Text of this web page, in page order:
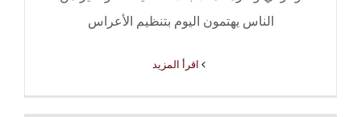
الناس يهتمون اليوم بتنظيم الأعراس